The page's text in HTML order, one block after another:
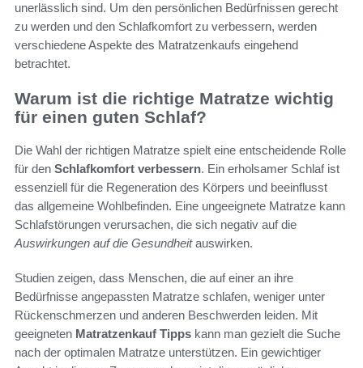
unerlässlich sind. Um den persönlichen Bedürfnissen gerecht
zu werden und den Schlafkomfort zu verbessern, werden
verschiedene Aspekte des Matratzenkaufs eingehend
betrachtet.
Warum ist die richtige Matratze wichtig
für einen guten Schlaf?
Die Wahl der richtigen Matratze spielt eine entscheidende Rolle
für den Schlafkomfort verbessern. Ein erholsamer Schlaf ist
essenziell für die Regeneration des Körpers und beeinflusst
das allgemeine Wohlbefinden. Eine ungeeignete Matratze kann
Schlafstörungen verursachen, die sich negativ auf die
Auswirkungen auf die Gesundheitauswirken.
Studien zeigen, dass Menschen, die auf einer an ihre
Bedürfnisse angepassten Matratze schlafen, weniger unter
Rückenschmerzen und anderen Beschwerden leiden. Mit
geeigneten Matratzenkauf Tipps kann man gezielt die Suche
nach der optimalen Matratze unterstützen. Ein gewichtiger